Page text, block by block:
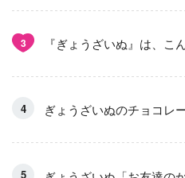
3 『ぎょうざいぬ』は、こ
ぎょうざいぬのチョコレ